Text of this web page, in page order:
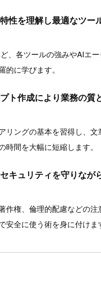
性を理解し最適なツー
、各ツールの強みやAIエ
的に学びます。
ト作成により業務の質
リングの基本を習得し、文
時間を大幅に短縮します。
キュリティを守りなが
作権、倫理的配慮などの注
安全に使う術を身に付けま